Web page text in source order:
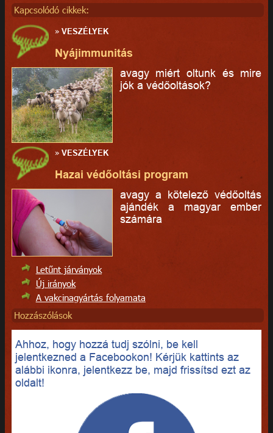
Kapcsolódó cikkek:
»VESZÉLYEK
Nyájimmunitás
avagy miért oltunk és mire
jók a védőoltások?
»VESZÉLYEK
Hazai védőoltási program
avagy a kötelező védőoltás
ajándék a magyar ember
számára
Letűnt járványok
Új irányok
A vakcinagyártás folyamata
Hozzászólások
Ahhoz, hogy hozzá tudj szólni, be kell
jelentkezned a Facebookon! Kérjük kattints az
alábbi ikonra, jelentkezz be, majd frissítsd ezt az
oldalt!